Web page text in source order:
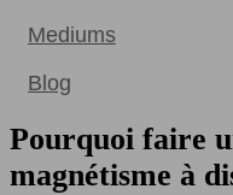
Mediums
Blog
Pourquoi faire
magnétisme à